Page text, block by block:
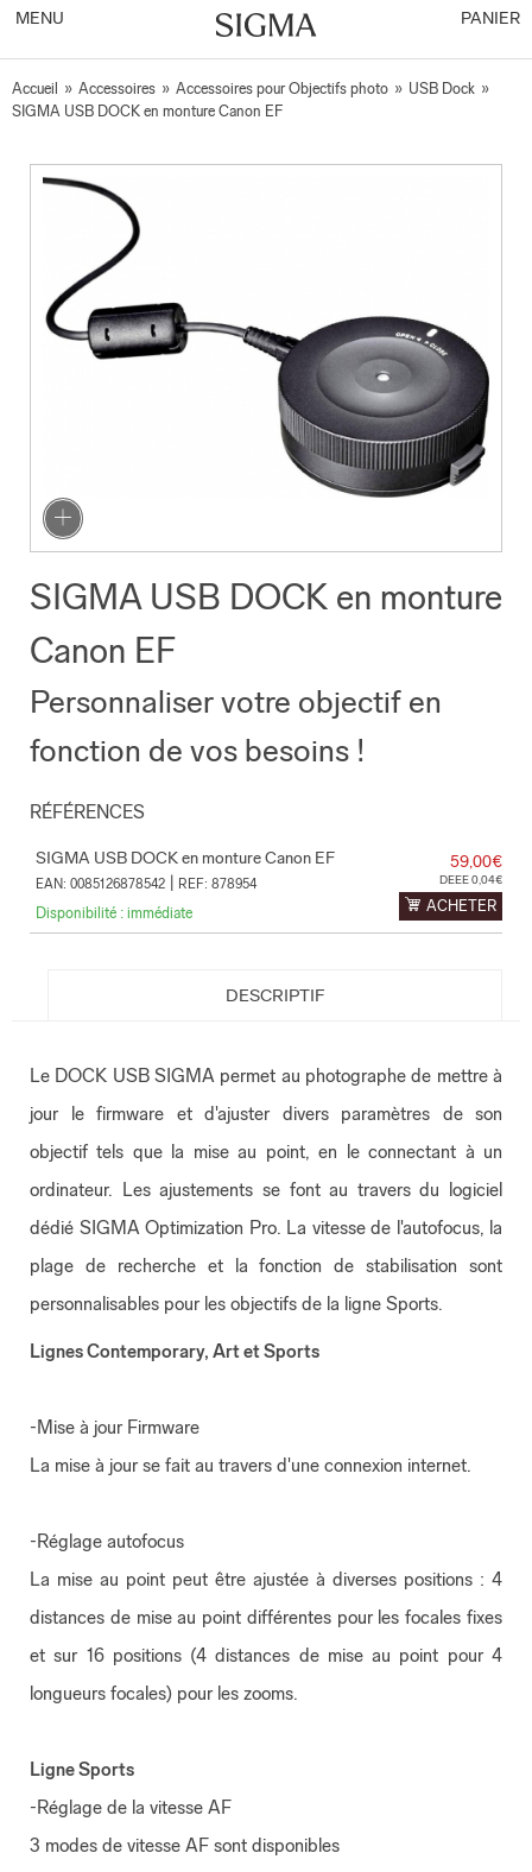
MENU PANIER
Accueil » Accessoires » Accessoires pour Objectifs photo » USB Dock »
SIGMA USB DOCK en monture Canon EF
SIGMA USB DOCK en monture
Canon EF
Personnaliser votre objectif en
fonction de vos besoins !
RÉFÉRENCES
SIGMA USB DOCK en monture Canon EF
EAN: 0085126878542 | REF: 878954
Disponibilité : immédiate
59,00€
DEEE 0,04€
ACHETER
DESCRIPTIF
Le DOCK USB SIGMA permet au photographe de mettre à
jour le firmware et d'ajuster divers paramètres de son
objectif tels que la mise au point, en le connectant à un
ordinateur. Les ajustements se font au travers du logiciel
dédié SIGMA Optimization Pro. La vitesse de l'autofocus, la
plage de recherche et la fonction de stabilisation sont
personnalisables pour les objectifs de la ligne Sports.
Lignes Contemporary, Art et Sports
-Mise à jour Firmware
La mise à jour se fait au travers d'une connexion internet.
-Réglage autofocus
La mise au point peut être ajustée à diverses positions : 4
distances de mise au point différentes pour les focales fixes
et sur 16 positions (4 distances de mise au point pour 4
longueurs focales) pour les zooms.
Ligne Sports
-Réglage de la vitesse AF
3 modes de vitesse AF sont disponibles